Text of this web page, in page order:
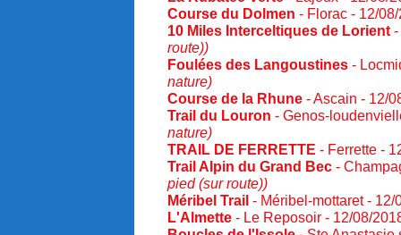
Course du Dolmen - Florac - 12/
10 Miles Interceltiques de Lorient
route))
Foulées des Langoustines -
nature)
Course de la Rhune - Ascain - 12/
Trail du Louron - Genos-
nature)
TRAIL DE FERRETTE - Ferrette -
Trail Alpin du Grand Bec -
pied (sur route))
Méribel Trail - Méribel-mottaret -
L'Almette - Le Reposoir - 12/08/